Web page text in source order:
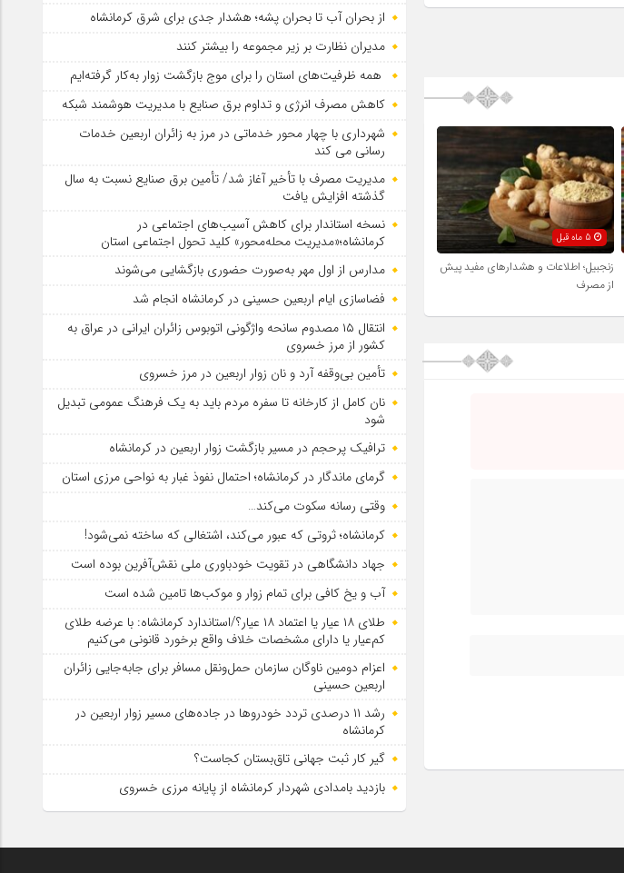
زنجبیل؛ اطلاعات و هشدارهای مفید پیش
از مصرف
از بحران آب تا بحران پشه؛ هشدار جدی برای شرق کرمانشاه
مدیران نظارت بر زیر مجموعه را بیشتر کنند
همه ظرفیت‌های استان را برای موج بازگشت زوار به‌کار گرفته‌ایم
کاهش مصرف انرژی و تداوم برق صنایع با مدیریت هوشمند شبکه
شهرداری با چهار محور خدماتی در مرز به زائران اربعین خدمات
رسانی می کند
مدیریت مصرف با تأخیر آغاز شد/ تأمین برق صنایع نسبت به سال
گذشته افزایش یافت
نسخه استاندار برای کاهش آسیب‌های اجتماعی در
کرمانشاه؛«مدیریت محله‌محور» کلید تحول اجتماعی استان
مدارس از اول مهر به‌صورت حضوری بازگشایی می‌شوند
فضاسازی ایام اربعین حسینی در کرمانشاه انجام شد
انتقال ۱۵ مصدوم سانحه واژگونی اتوبوس زائران ایرانی در عراق به
کشور از مرز خسروی
تأمین بی‌وقفه آرد و نان زوار اربعین در مرز خسروی
نان کامل از کارخانه تا سفره مردم باید به یک فرهنگ عمومی تبدیل
شود
ترافیک پرحجم در مسیر بازگشت زوار اربعین در کرمانشاه
گرمای ماندگار در کرمانشاه؛ احتمال نفوذ غبار به نواحی مرزی استان
وقتی رسانه سکوت می‌کند…
کرمانشاه؛ ثروتی که عبور می‌کند، اشتغالی که ساخته نمی‌شود!
جهاد دانشگاهی در تقویت خودباوری ملی نقش‌آفرین بوده است
آب و یخ کافی برای تمام زوار و موکب‌ها تامین شده است
طلای ۱۸ عیار یا اعتماد ۱۸ عیار؟/استاندارد کرمانشاه: با عرضه طلای
کم‌عیار یا دارای مشخصات خلاف واقع برخورد قانونی می‌کنیم
اعزام دومین ناوگان سازمان حمل‌ونقل مسافر برای جابه‌جایی زائران
اربعین حسینی
رشد ۱۱ درصدی تردد خودروها در جاده‌های مسیر زوار اربعین در
کرمانشاه
گیر کار ثبت جهانی تاق‌بستان کجاست؟
بازدید بامدادی شهردار کرمانشاه از پایانه مرزی خسروی